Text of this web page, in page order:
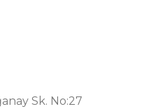
Sk. No:27